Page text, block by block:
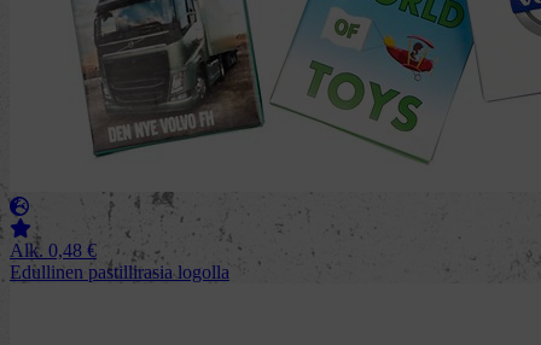
Alk. 0,48 €
Edullinen pastillirasia logolla